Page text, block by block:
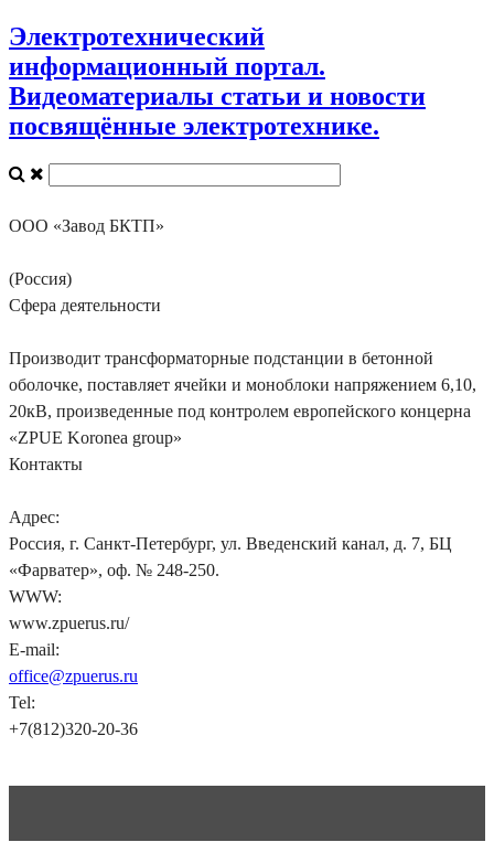
Электротехнический
информационный портал.
Видеоматериалы статьи и новости
посвящённые электротехнике.
ООО «Завод БКТП»
(Россия)
Сфера деятельности
Производит трансформаторные подстанции в бетонной
оболочке, поставляет ячейки и моноблоки напряжением 6,10,
20кВ, произведенные под контролем европейского концерна
«ZPUE Koronea group»
Контакты
Адрес:
Россия, г. Санкт-Петербург, ул. Введенский канал, д. 7, БЦ
«Фарватер», оф. № 248-250.
WWW:
www.zpuerus.ru/
E-mail:
office@zpuerus.ru
Tel:
+7(812)320-20-36